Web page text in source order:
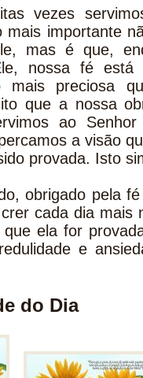
vezes
mais importante
mas é que,
nossa fé está
mais preciosa
que a nossa
ao
a visão
provada. Isto
obrigado pela
cada dia mais
ela for
e
do Dia